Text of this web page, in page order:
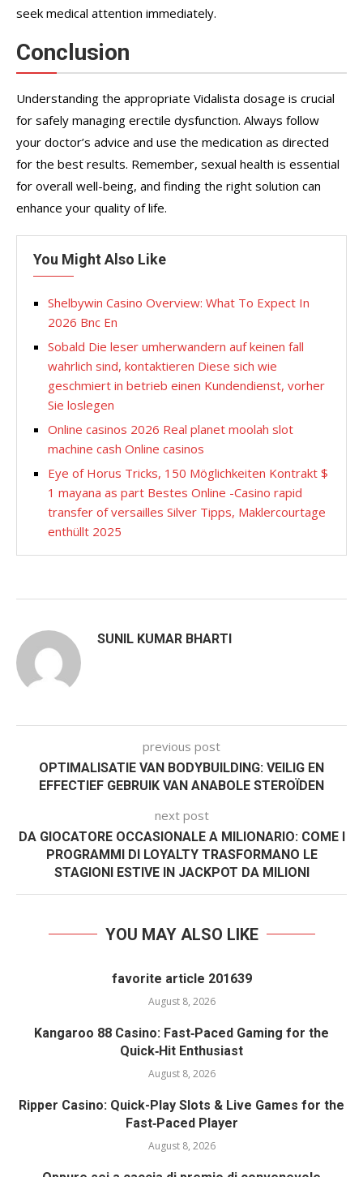
seek medical attention immediately.
Conclusion
Understanding the appropriate Vidalista dosage is crucial
for safely managing erectile dysfunction. Always follow
your doctor’s advice and use the medication as directed
for the best results. Remember, sexual health is essential
for overall well-being, and finding the right solution can
enhance your quality of life.
You Might Also Like
Shelbywin Casino Overview: What To Expect In
2026 Bnc En
Sobald Die leser umherwandern auf keinen fall
wahrlich sind, kontaktieren Diese sich wie
geschmiert in betrieb einen Kundendienst, vorher
Sie loslegen
Online casinos 2026 Real planet moolah slot
machine cash Online casinos
Eye of Horus Tricks, 150 Möglichkeiten Kontrakt $
1 mayana as part Bestes Online -Casino rapid
transfer of versailles Silver Tipps, Maklercourtage
enthüllt 2025
SUNIL KUMAR BHARTI
previous post
OPTIMALISATIE VAN BODYBUILDING: VEILIG EN
EFFECTIEF GEBRUIK VAN ANABOLE STEROÏDEN
next post
DA GIOCATORE OCCASIONALE A MILIONARIO: COME I
PROGRAMMI DI LOYALTY TRASFORMANO LE
STAGIONI ESTIVE IN JACKPOT DA MILIONI
YOU MAY ALSO LIKE
favorite article 201639
August 8, 2026
Kangaroo 88 Casino: Fast‑Paced Gaming for the
Quick‑Hit Enthusiast
August 8, 2026
Ripper Casino: Quick-Play Slots & Live Games for the
Fast‑Paced Player
August 8, 2026